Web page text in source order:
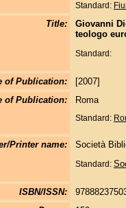
Standard:
Title:
Giovanni
teologo
Standard:
of Publication:
[2007]
of Publication:
Roma
Standard:
Printer name: Società
Standard:
ISBN/ISSN: